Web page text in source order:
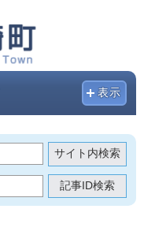
表示
サイト内検索
記事ID検索